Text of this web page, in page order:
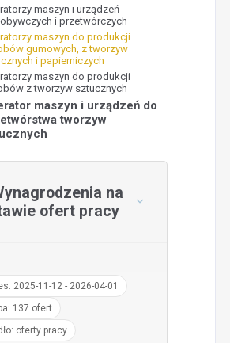
maszyn i urządzeń
i przetwórczych
maszyn do produkcji
gumowych, z tworzyw
i papierniczych
maszyn do produkcji
z tworzyw sztucznych
maszyn i urządzeń do
tworzyw
na
ofert pracy
2025-11-12 - 2026-04-01
137 ofert
oferty pracy